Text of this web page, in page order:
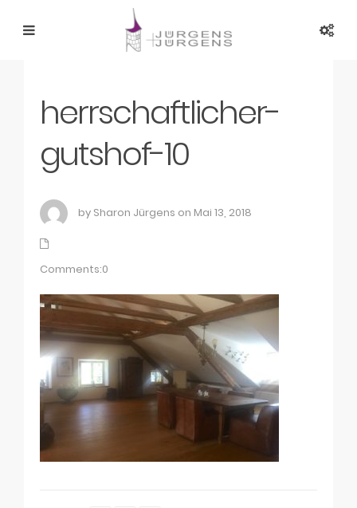
herrschaftlicher-
gutshof-10
by Sharon Jürgens on Mai 13, 2018
Comments:0